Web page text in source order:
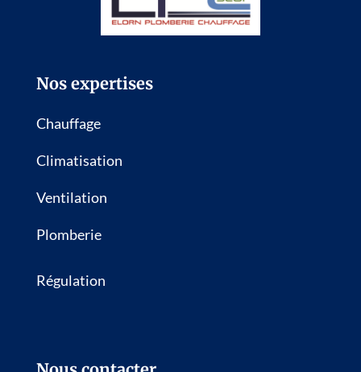
Nos expertises
Chauffage
Climatisation
Ventilation
Plomberie
Régulation